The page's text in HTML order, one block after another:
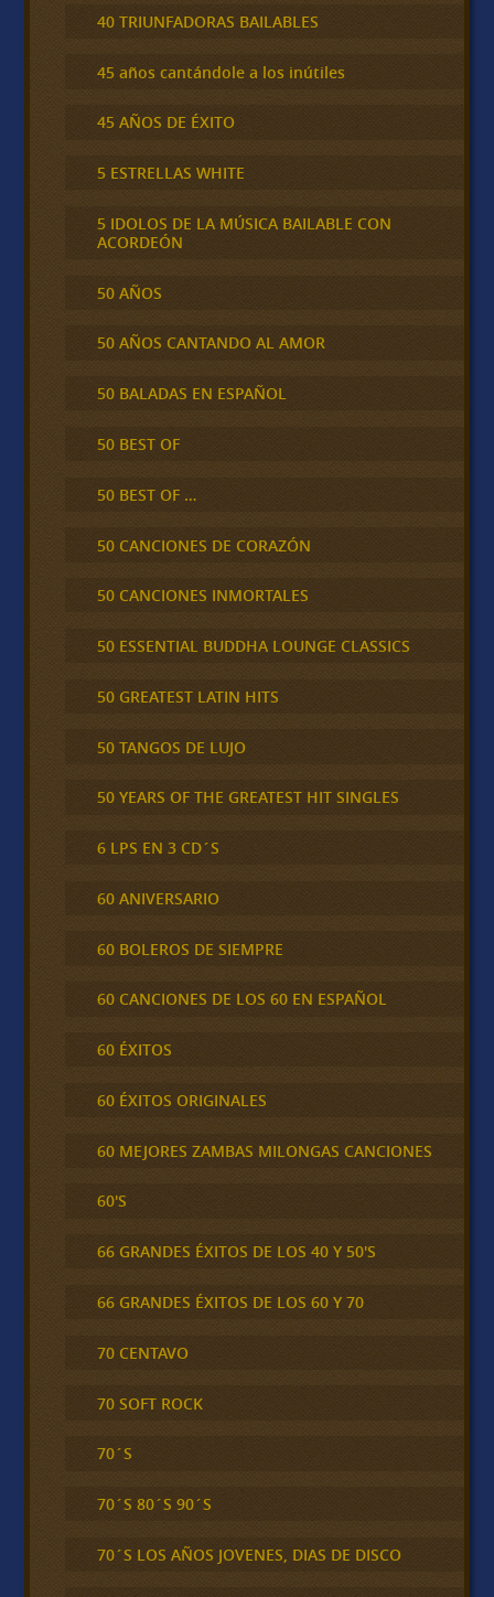
40 TRIUNFADORAS BAILABLES
45 años cantándole a los inútiles
45 AÑOS DE ÉXITO
5 ESTRELLAS WHITE
5 IDOLOS DE LA MÚSICA BAILABLE CON
ACORDEÓN
50 AÑOS
50 AÑOS CANTANDO AL AMOR
50 BALADAS EN ESPAÑOL
50 BEST OF
50 BEST OF …
50 CANCIONES DE CORAZÓN
50 CANCIONES INMORTALES
50 ESSENTIAL BUDDHA LOUNGE CLASSICS
50 GREATEST LATIN HITS
50 TANGOS DE LUJO
50 YEARS OF THE GREATEST HIT SINGLES
6 LPS EN 3 CD´S
60 ANIVERSARIO
60 BOLEROS DE SIEMPRE
60 CANCIONES DE LOS 60 EN ESPAÑOL
60 ÉXITOS
60 ÉXITOS ORIGINALES
60 MEJORES ZAMBAS MILONGAS CANCIONES
60'S
66 GRANDES ÉXITOS DE LOS 40 Y 50'S
66 GRANDES ÉXITOS DE LOS 60 Y 70
70 CENTAVO
70 SOFT ROCK
70´S
70´S 80´S 90´S
70´S LOS AÑOS JOVENES, DIAS DE DISCO